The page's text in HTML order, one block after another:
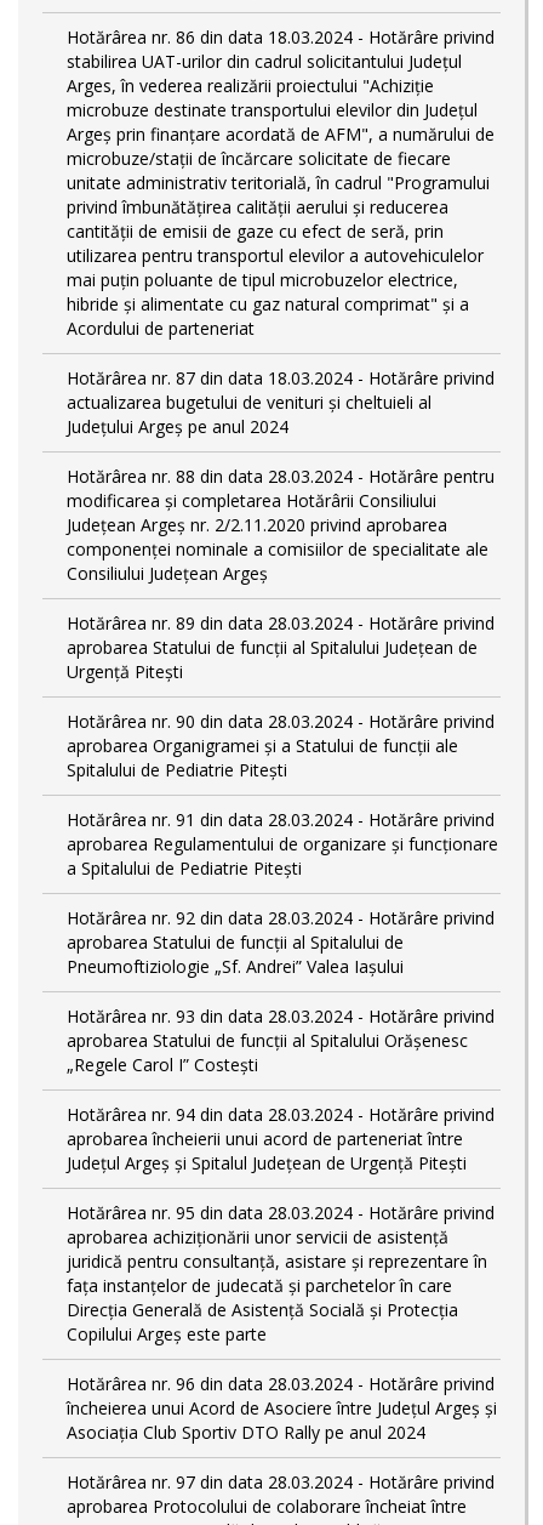
Hotărârea nr. 86 din data 18.03.2024 - Hotărâre privind
stabilirea UAT-urilor din cadrul solicitantului Județul
Arges, în vederea realizării proiectului "Achiziție
microbuze destinate transportului elevilor din Județul
Argeș prin finanțare acordată de AFM", a numărului de
microbuze/stații de încărcare solicitate de fiecare
unitate administrativ teritorială, în cadrul "Programului
privind îmbunătățirea calității aerului și reducerea
cantității de emisii de gaze cu efect de seră, prin
utilizarea pentru transportul elevilor a autovehiculelor
mai puțin poluante de tipul microbuzelor electrice,
hibride și alimentate cu gaz natural comprimat" și a
Acordului de parteneriat
Hotărârea nr. 87 din data 18.03.2024 - Hotărâre privind
actualizarea bugetului de venituri și cheltuieli al
Județului Argeș pe anul 2024
Hotărârea nr. 88 din data 28.03.2024 - Hotărâre pentru
modificarea și completarea Hotărârii Consiliului
Județean Argeș nr. 2/2.11.2020 privind aprobarea
componenței nominale a comisiilor de specialitate ale
Consiliului Județean Argeș
Hotărârea nr. 89 din data 28.03.2024 - Hotărâre privind
aprobarea Statului de funcții al Spitalului Județean de
Urgență Pitești
Hotărârea nr. 90 din data 28.03.2024 - Hotărâre privind
aprobarea Organigramei și a Statului de funcţii ale
Spitalului de Pediatrie Pitești
Hotărârea nr. 91 din data 28.03.2024 - Hotărâre privind
aprobarea Regulamentului de organizare și funcționare
a Spitalului de Pediatrie Pitești
Hotărârea nr. 92 din data 28.03.2024 - Hotărâre privind
aprobarea Statului de funcţii al Spitalului de
Pneumoftiziologie „Sf. Andrei” Valea Iașului
Hotărârea nr. 93 din data 28.03.2024 - Hotărâre privind
aprobarea Statului de funcţii al Spitalului Orășenesc
„Regele Carol I” Costești
Hotărârea nr. 94 din data 28.03.2024 - Hotărâre privind
aprobarea încheierii unui acord de parteneriat între
Județul Argeș și Spitalul Județean de Urgență Pitești
Hotărârea nr. 95 din data 28.03.2024 - Hotărâre privind
aprobarea achiziționării unor servicii de asistență
juridică pentru consultanță, asistare și reprezentare în
fața instanțelor de judecată și parchetelor în care
Direcția Generală de Asistență Socială și Protecția
Copilului Argeș este parte
Hotărârea nr. 96 din data 28.03.2024 - Hotărâre privind
încheierea unui Acord de Asociere între Județul Argeș și
Asociația Club Sportiv DTO Rally pe anul 2024
Hotărârea nr. 97 din data 28.03.2024 - Hotărâre privind
aprobarea Protocolului de colaborare încheiat între